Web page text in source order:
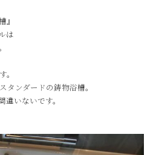
』
は
タンダードの鋳物浴槽。
いないです。